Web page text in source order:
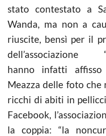
stato contestato a
Wanda, ma non a
riuscite, bensì per il
dell’associazione
hanno infatti
Meazza delle foto
ricchi di abiti in
Facebook,
la coppia: “la